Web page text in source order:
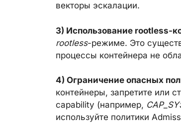
векторы эскалации.
3) Использование rootless-
rootless-режиме. Это
процессы контейнера не
4) Ограничение опасных
контейнеры, запретите или
capability (например,
используйте политики